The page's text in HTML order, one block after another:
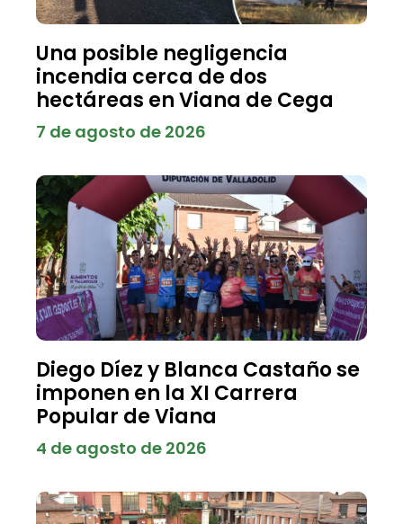
Una posible negligencia
incendia cerca de dos
hectáreas en Viana de Cega
7 de agosto de 2026
Diego Díez y Blanca Castaño se
imponen en la XI Carrera
Popular de Viana
4 de agosto de 2026